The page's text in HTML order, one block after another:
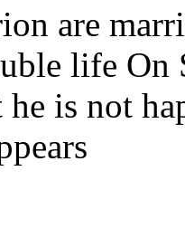
are
life On
is not